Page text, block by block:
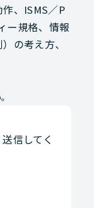
、ISMS／P
ー規格、情報
の考え方、
信してく